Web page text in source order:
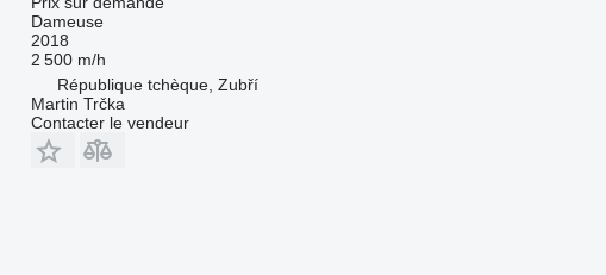
Dameuse
2018
2 500 m/h
République tchèque, Zubří
Martin Trčka
Contacter le vendeur